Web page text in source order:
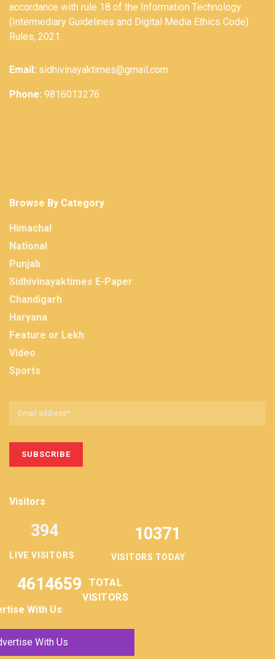
accordance with rule 18 of the Information Technology
(Intermediary Guidelines and Digital Media Ethics Code)
Rules, 2021.
Email: sidhivinayaktimes@gmail.com
Phone: 9816013276
Browse By Category
Himachal
National
Punjab
Sidhivinayaktimes E-Paper
Chandigarh
Haryana
Feature or Lekh
Video
Sports
Visitors
LIVE VISITORS
394 10371
VISITORS TODAY
4614659
TOTAL
VISITORS
With Us
With Us